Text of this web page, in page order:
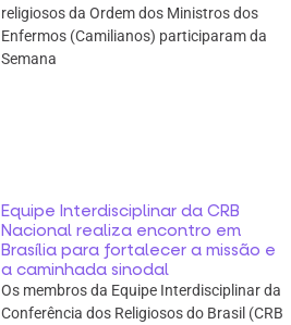
religiosos da Ordem dos Ministros dos
Enfermos (Camilianos) participaram da
Semana
Equipe Interdisciplinar da CRB
Nacional realiza encontro em
Brasília para fortalecer a missão e
a caminhada sinodal
Os membros da Equipe Interdisciplinar da
Conferência dos Religiosos do Brasil (CRB